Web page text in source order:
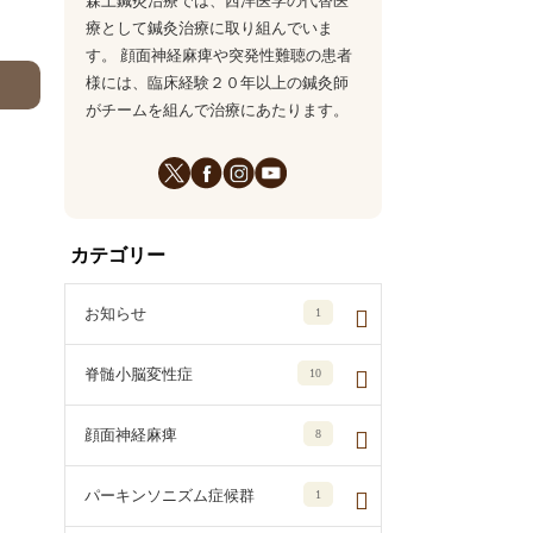
療として鍼灸治療に取り組んでいま
す。 顔面神経麻痺や突発性難聴の患者
様には、臨床経験２０年以上の鍼灸師
がチームを組んで治療にあたります。
カテゴリー
お知らせ 1
脊髄小脳変性症 10
顔面神経麻痺 8
パーキンソニズム症候群 1